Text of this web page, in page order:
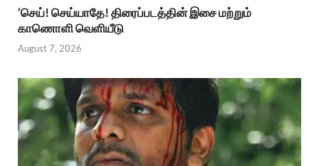
‘செய்! செய்யாதே! திரைப்படத்தின் இசை மற்றும்
காணொளி வெளியீடு
August 7, 2026